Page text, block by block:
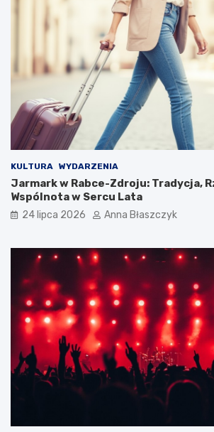
KULTURA WYDARZENIA
Jarmark w Rabce-Zdroju: Tradycja,
Wspólnota w Sercu Lata
24 lipca 2026 Anna Błaszczyk